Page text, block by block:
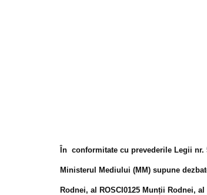
În conformitate cu prevederile Legii
Ministerul Mediului (MM) supune
Rodnei, al ROSCI0125 Munții Rodnei,